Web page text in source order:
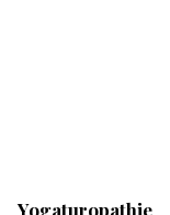
Yogaturopathie